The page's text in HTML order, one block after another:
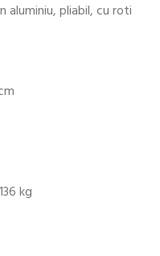
aluminiu, pliabil, cu roti
kg